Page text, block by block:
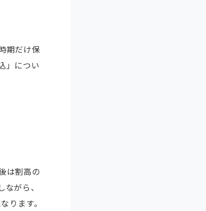
期だけ保
」につい
は割高の
がら、
ります。